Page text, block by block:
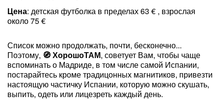
Цена: детская футболка в пределах 63 € , взрослая
около 75 €
Список можно продолжать, почти, бесконечно...
Поэтому,
ХорошоТАМ, советует Вам, чтобы чаще
вспоминать о Мадриде, в том числе самой Испании,
постарайтесь кроме традицонных магнитиков, привезти
настоящую частичку Испании, которую можно скушать,
выпить, одеть или лицезреть каждый день.